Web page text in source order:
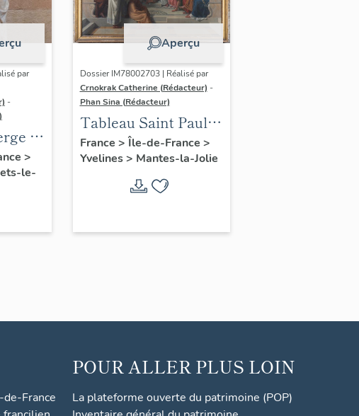
par
-
à
>
le-
Aperçu
Dossier IM78002703 | Réalisé par
Crnokrak Catherine (Rédacteur) -
Phan Sina (Rédacteur)
Tableau Saint Paul à
Athènes
France > Île-de-France >
Yvelines> Mantes-la-Jolie
France
POUR ALLER PLUS LOIN
La plateforme ouverte du patrimoine (POP)